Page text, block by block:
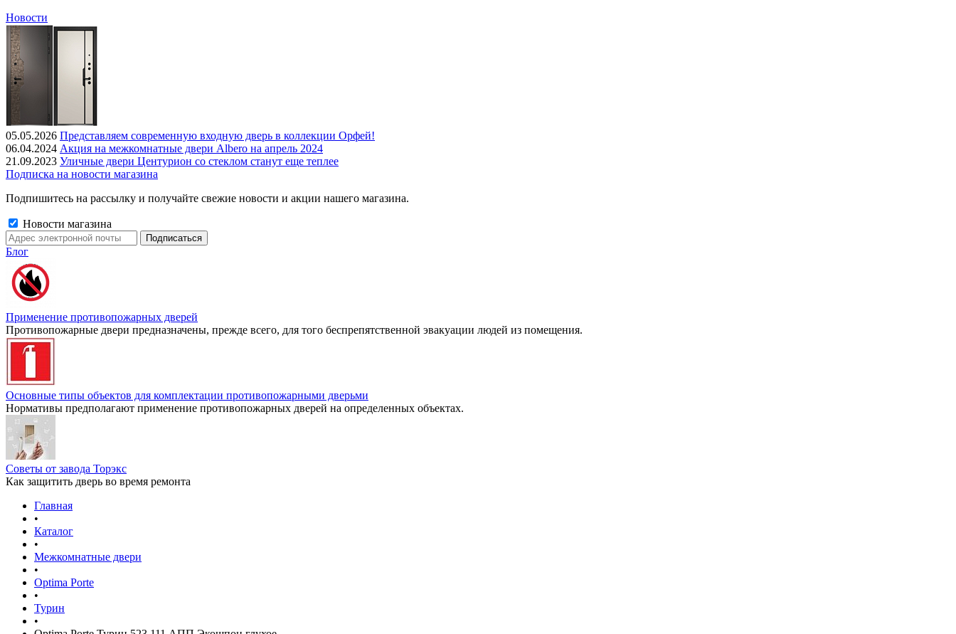
Новости
05.05.2026 Представляем современную входную дверь в коллекции Орфей!
06.04.2024 Акция на межкомнатные двери Albero на апрель 2024
21.09.2023 Уличные двери Центурион со стеклом станут еще теплее
Подписка на новости магазина
Подпишитесь на рассылку и получайте свежие новости и акции нашего магазина.
Новости магазина
Блог
Применение противопожарных дверей
Противопожарные двери предназначены, прежде всего, для того беспрепятственной эвакуации людей из помещения.
Основные типы объектов для комплектации противопожарными дверьми
Нормативы предполагают применение противопожарных дверей на определенных объектах.
Советы от завода Торэкс
Как защитить дверь во время ремонта
Главная
•
Каталог
•
Межкомнатные двери
•
Optima Porte
•
Турин
•